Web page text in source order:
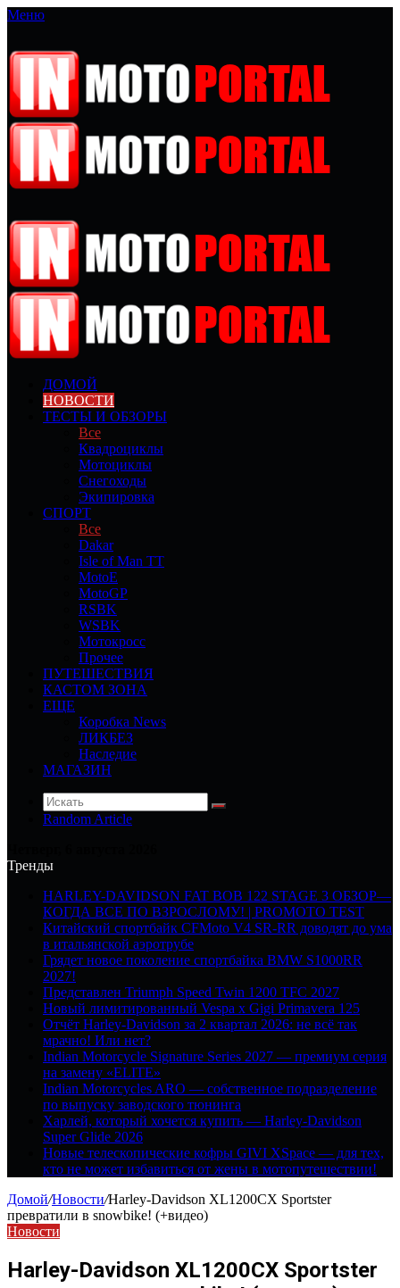
Меню
ДОМОЙ
НОВОСТИ
ТЕСТЫ И ОБЗОРЫ
Все
Квадроциклы
Мотоциклы
Снегоходы
Экипировка
СПОРТ
Все
Dakar
Isle of Man TT
MotoE
MotoGP
RSBK
WSBK
Мотокросс
Прочее
ПУТЕШЕСТВИЯ
КАСТОМ ЗОНА
ЕЩЕ
Коробка News
ЛИКБЕЗ
Наследие
МАГАЗИН
Random Article
Тренды
HARLEY-DAVIDSON FAT BOB 122 STAGE 3 ОБЗОР—
КОГДА ВСЕ ПО ВЗРОСЛОМУ! | PROMOTO TEST
Китайский спортбайк CFMoto V4 SR-RR доводят до ума
в итальянской аэротрубе
Грядет новое поколение спортбайка BMW S1000RR
2027!
Представлен Triumph Speed Twin 1200 TFC 2027
Новый лимитированный Vespa x Gigi Primavera 125
Отчёт Harley-Davidson за 2 квартал 2026: не всё так
мрачно! Или нет?
Indian Motorcycle Signature Series 2027 — премиум серия
на замену «ELITE»
Indian Motorcycles ARO — собственное подразделение
по выпуску заводского тюнинга
Харлей, который хочется купить — Harley-Davidson
Super Glide 2026
Новые телескопические кофры GIVI XSpace — для тех,
кто не может избавиться от жены в мотопутешествии!
Домой/Новости/Harley-Davidson XL1200CX Sportster
превратили в snowbike! (+видео)
Новости
Harley-Davidson XL1200CX Sportster